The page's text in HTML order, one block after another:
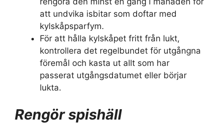
att undvika isbitar som doftar med
kylskåpsparfym.
För att hålla kylskåpet fritt från lukt,
kontrollera det regelbundet för utgångna
föremål och kasta ut allt som har
passerat utgångsdatumet eller börjar
lukta.
Rengör spishäll